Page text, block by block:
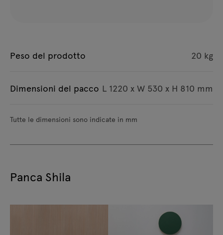
Peso del prodotto 20 kg
Dimensioni del pacco L 1220 x W 530 x H 810 mm
Tutte le dimensioni sono indicate in mm
Panca Shila